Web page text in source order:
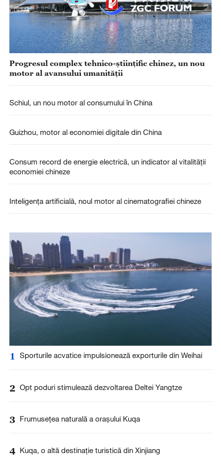
Progresul complex tehnico-științific chinez, un nou
motor al avansului umanității
Schiul, un nou motor al consumului în China
Guizhou, motor al economiei digitale din China
Consum record de energie electrică, un indicator al vitalității
economiei chineze
Inteligența artificială, noul motor al cinematografiei chineze
1 Sporturile acvatice impulsionează exporturile din Weihai
2 Opt poduri stimulează dezvoltarea Deltei Yangtze
3 Frumusețea naturală a orașului Kuqa
4 Kuqa, o altă destinație turistică din Xinjiang